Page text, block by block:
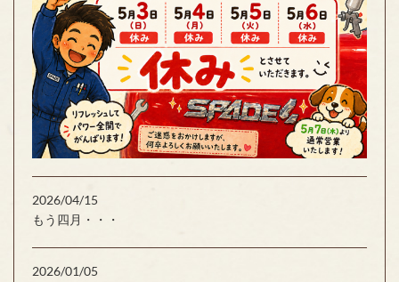
2026/04/15
もう四月・・・
2026/01/05